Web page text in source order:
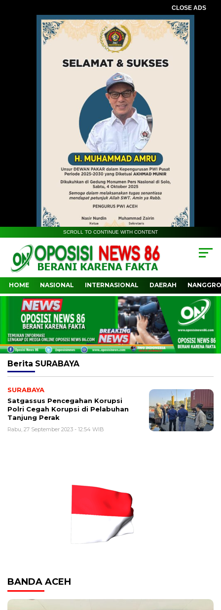
CLOSE ADS
SCROLL TO CONTINUE WITH CONTENT
HOME NASIONAL INTERNASIONAL DAERAH
Berita SURABAYA
SURABAYA
Satgassus Pencegahan Korupsi
Polri Cegah Korupsi di Pelabuhan
Tanjung Perak
Rabu, 27 September 2023 - 12:54 WIB
BANDA ACEH